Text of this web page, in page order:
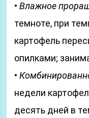
•Влажное
темноте, при
картофель
опилками;
•
недели
десять дней в